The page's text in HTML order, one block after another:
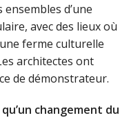
d’une
avec des lieux où
ferme culturelle
architectes ont
de démonstrateur.
changement du